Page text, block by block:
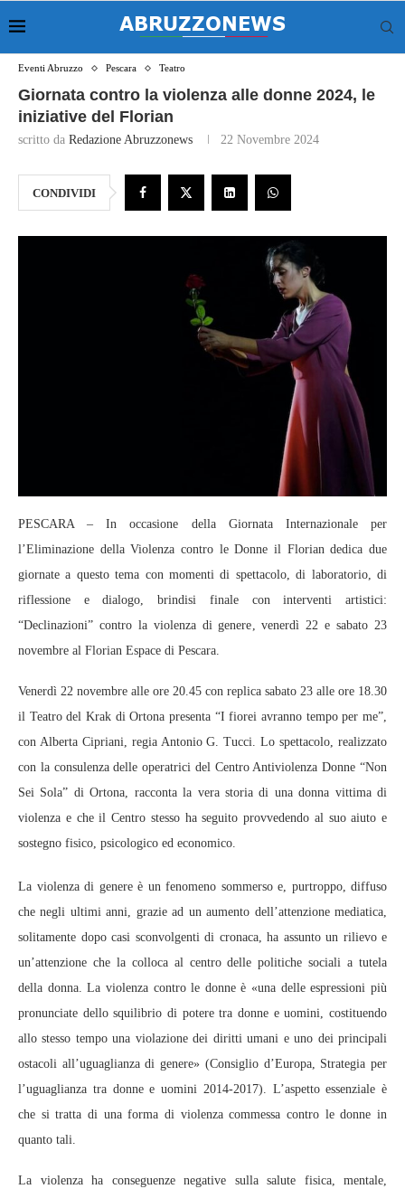
Eventi Abruzzo Pescara Teatro
Giornata contro la violenza alle donne 2024, le
iniziative del Florian
scritto da Redazione Abruzzonews 22 Novembre 2024
CONDIVIDI
PESCARA – In occasione della Giornata Internazionale per
l’Eliminazione della Violenza contro le Donne il Florian dedica due
giornate a questo tema con momenti di spettacolo, di laboratorio, di
riflessione e dialogo, brindisi finale con interventi artistici:
“Declinazioni” contro la violenza di genere, venerdì 22 e sabato 23
novembre al Florian Espace di Pescara.
Venerdì 22 novembre alle ore 20.45 con replica sabato 23 alle ore 18.30
il Teatro del Krak di Ortona presenta “I fiorei avranno tempo per me”,
con Alberta Cipriani, regia Antonio G. Tucci. Lo spettacolo, realizzato
con la consulenza delle operatrici del Centro Antiviolenza Donne “Non
Sei Sola” di Ortona, racconta la vera storia di una donna vittima di
violenza e che il Centro stesso ha seguito provvedendo al suo aiuto e
sostegno fisico, psicologico ed economico.
La violenza di genere è un fenomeno sommerso e, purtroppo, diffuso
che negli ultimi anni, grazie ad un aumento dell’attenzione mediatica,
solitamente dopo casi sconvolgenti di cronaca, ha assunto un rilievo e
un’attenzione che la colloca al centro delle politiche sociali a tutela
della donna. La violenza contro le donne è «una delle espressioni più
pronunciate dello squilibrio di potere tra donne e uomini, costituendo
allo stesso tempo una violazione dei diritti umani e uno dei principali
ostacoli all’uguaglianza di genere» (Consiglio d’Europa, Strategia per
l’uguaglianza tra donne e uomini 2014-2017). L’aspetto essenziale è
che si tratta di una forma di violenza commessa contro le donne in
quanto tali.
La violenza ha conseguenze negative sulla salute fisica, mentale,